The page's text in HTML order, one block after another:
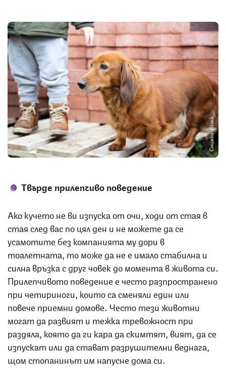
Снимка: iStock
Твърде прилепчиво поведение
Ако кучето не ви изпуска от очи, ходи от стая в
стая след вас по цял ден и не можете да се
усамотите без компанията му дори в
тоалетната, то може да не е имало стабилна и
силна връзка с друг човек до момента в живота си.
Прилепчивото поведение е често разпространено
при четириноги, които са сменяли един или
повече приемни домове. Често тези животни
могат да развият и тежка тревожност при
раздяла, която да ги кара да скимтят, вият, да се
изпускат или да стават разрушителни веднага,
щом стопанинът им напусне дома си.